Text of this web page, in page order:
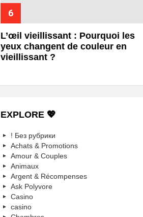
L’œil vieillissant : Pourquoi les
yeux changent de couleur en
vieillissant ?
EXPLORE 💖
! Без рубрики
Achats & Promotions
Amour & Couples
Animaux
Argent & Récompenses
Ask Polyvore
Casino
casino